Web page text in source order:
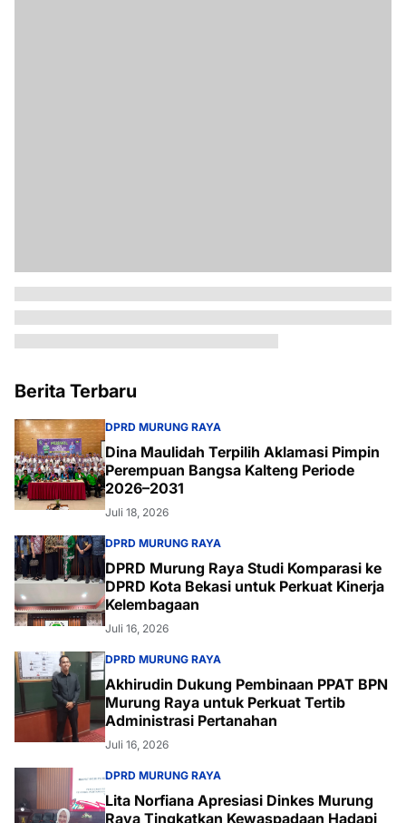
Berita Terbaru
DPRD MURUNG RAYA
Dina Maulidah Terpilih Aklamasi Pimpin
Perempuan Bangsa Kalteng Periode
2026–2031
Juli 18, 2026
DPRD MURUNG RAYA
DPRD Murung Raya Studi Komparasi ke
DPRD Kota Bekasi untuk Perkuat Kinerja
Kelembagaan
Juli 16, 2026
DPRD MURUNG RAYA
Akhirudin Dukung Pembinaan PPAT BPN
Murung Raya untuk Perkuat Tertib
Administrasi Pertanahan
Juli 16, 2026
DPRD MURUNG RAYA
Lita Norfiana Apresiasi Dinkes Murung
Raya Tingkatkan Kewaspadaan Hadapi